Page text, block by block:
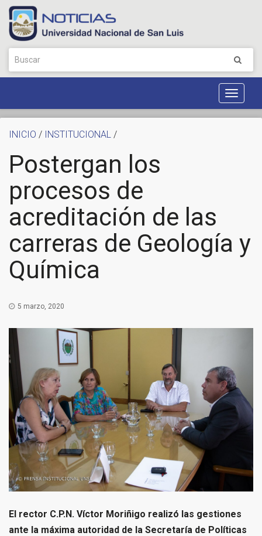
Toggle
INICIO / INSTITUCIONAL /
Postergan los
procesos de
acreditación de las
carreras de Geología y
Química
5 marzo, 2020
El rector C.P.N. Víctor Moriñigo realizó las gestiones
ante la máxima autoridad de la Secretaría de Políticas